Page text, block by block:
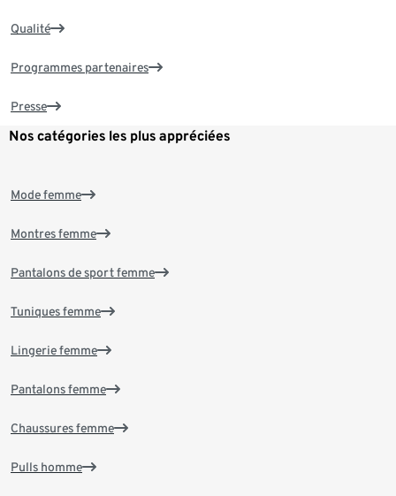
Qualité
Programmes partenaires
Presse
Nos catégories les plus appréciées
Mode femme
Montres femme
Pantalons de sport femme
Tuniques femme
Lingerie femme
Pantalons femme
Chaussures femme
Pulls homme